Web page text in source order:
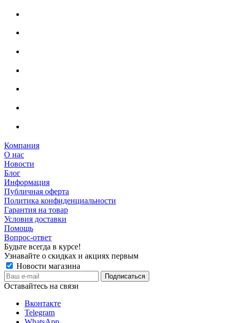
Компания
О нас
Новости
Блог
Информация
Публичная оферта
Политика конфиденциальности
Гарантия на товар
Условия доставки
Помощь
Вопрос-ответ
Будьте всегда в курсе!
Узнавайте о скидках и акциях первым
Новости магазина
Оставайтесь на связи
Вконтакте
Telegram